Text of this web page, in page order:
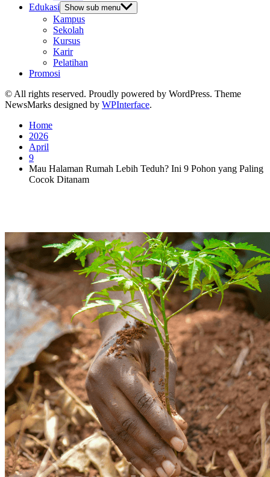
Edukasi Show sub menu
Kampus
Sekolah
Kursus
Karir
Pelatihan
Promosi
© All rights reserved. Proudly powered by WordPress. Theme
NewsMarks designed by WPInterface.
Home
2026
April
9
Mau Halaman Rumah Lebih Teduh? Ini 9 Pohon yang Paling
Cocok Ditanam